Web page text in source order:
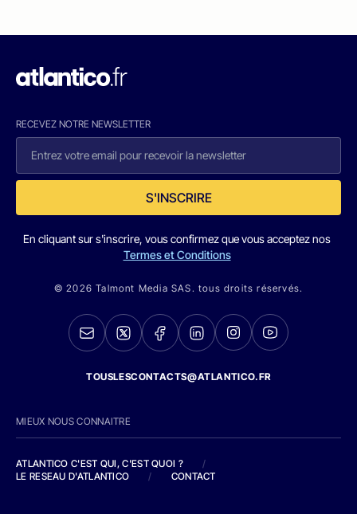
RECEVEZ NOTRE NEWSLETTER
S'INSCRIRE
En cliquant sur s'inscrire, vous confirmez que vous acceptez nos
Termes et Conditions
© 2026 Talmont Media SAS. tous droits réservés.
TOUSLESCONTACTS@ATLANTICO.FR
MIEUX NOUS CONNAITRE
ATLANTICO C'EST QUI, C'EST QUOI ?
/
LE RESEAU D'ATLANTICO
/ CONTACT